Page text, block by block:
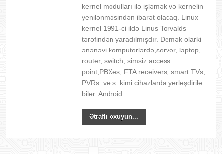
kernel modulları ilə işləmək və kernelin
yenilənməsindən ibarət olacaq. Linux
kernel 1991-ci ildə Linus Torvalds
tərəfindən yaradılmışdır. Demək olarki
ənənəvi komputerlərdə,server, laptop,
router, switch, simsiz access
point,PBXes, FTA receivers, smart TVs,
PVRs və s. kimi cihazlarda yerləşdirilə
bilər. Android ...
Ətraflı oxuyun...